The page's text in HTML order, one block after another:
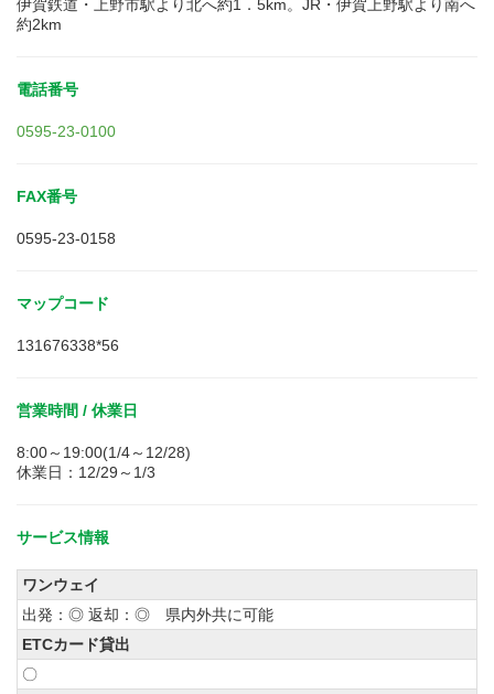
伊賀鉄道・上野市駅より北へ約1．5km。JR・伊賀上野駅より南へ
約2km
電話番号
0595-23-0100
FAX番号
0595-23-0158
マップコード
131676338*56
営業時間 / 休業日
8:00～19:00(1/4～12/28)
休業日：12/29～1/3
サービス情報
ワンウェイ
出発：◎ 返却：◎ 県内外共に可能
ETCカード貸出
〇